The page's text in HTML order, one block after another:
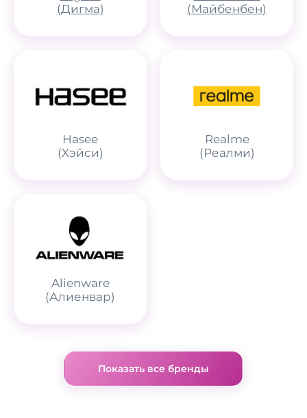
(Дигма)
(Майбенбен)
Hasee
(Хэйси)
Realme
(Реалми)
Alienware
(Алиенвар)
Показать все бренды